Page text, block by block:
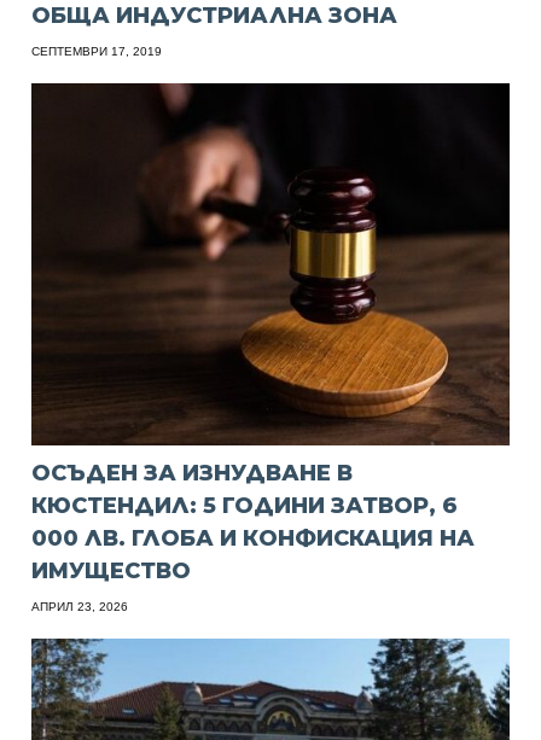
ОБЩА ИНДУСТРИАЛНА ЗОНА
СЕПТЕМВРИ 17, 2019
ОСЪДЕН ЗА ИЗНУДВАНЕ В
КЮСТЕНДИЛ: 5 ГОДИНИ ЗАТВОР, 6
000 ЛВ. ГЛОБА И КОНФИСКАЦИЯ НА
ИМУЩЕСТВО
АПРИЛ 23, 2026